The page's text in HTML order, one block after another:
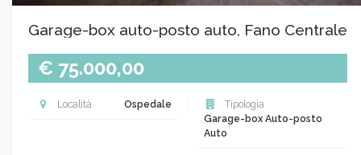
Garage-box auto-posto auto, Fano Centrale
€ 75.000,00
Località Ospedale
Tipologia
Garage-box Auto-posto
Auto